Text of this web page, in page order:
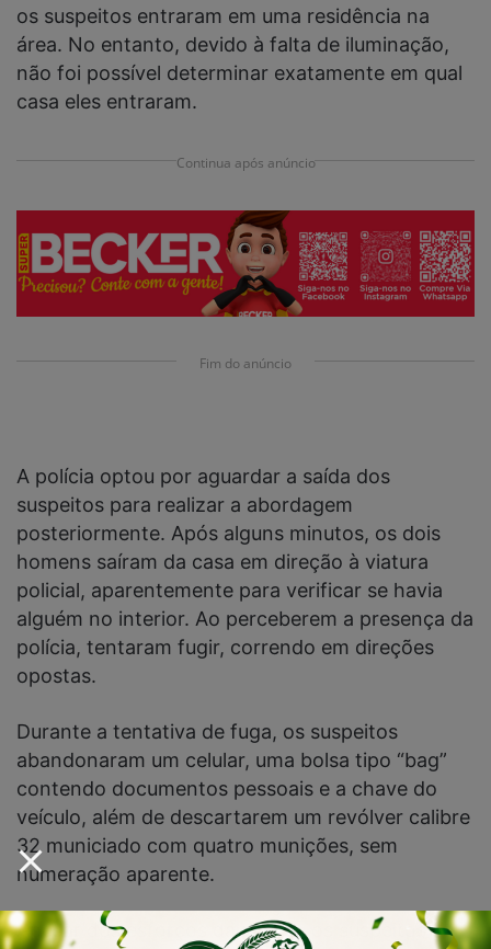
os suspeitos entraram em uma residência na
área. No entanto, devido à falta de iluminação,
não foi possível determinar exatamente em qual
casa eles entraram.
Continua após anúncio
Fim do anúncio
A polícia optou por aguardar a saída dos
suspeitos para realizar a abordagem
posteriormente. Após alguns minutos, os dois
homens saíram da casa em direção à viatura
policial, aparentemente para verificar se havia
alguém no interior. Ao perceberem a presença da
polícia, tentaram fugir, correndo em direções
opostas.
Durante a tentativa de fuga, os suspeitos
abandonaram um celular, uma bolsa tipo “bag”
contendo documentos pessoais e a chave do
veículo, além de descartarem um revólver calibre
32 municiado com quatro munições, sem
numeração aparente.
Apesar dos esforços da polícia, os suspeitos